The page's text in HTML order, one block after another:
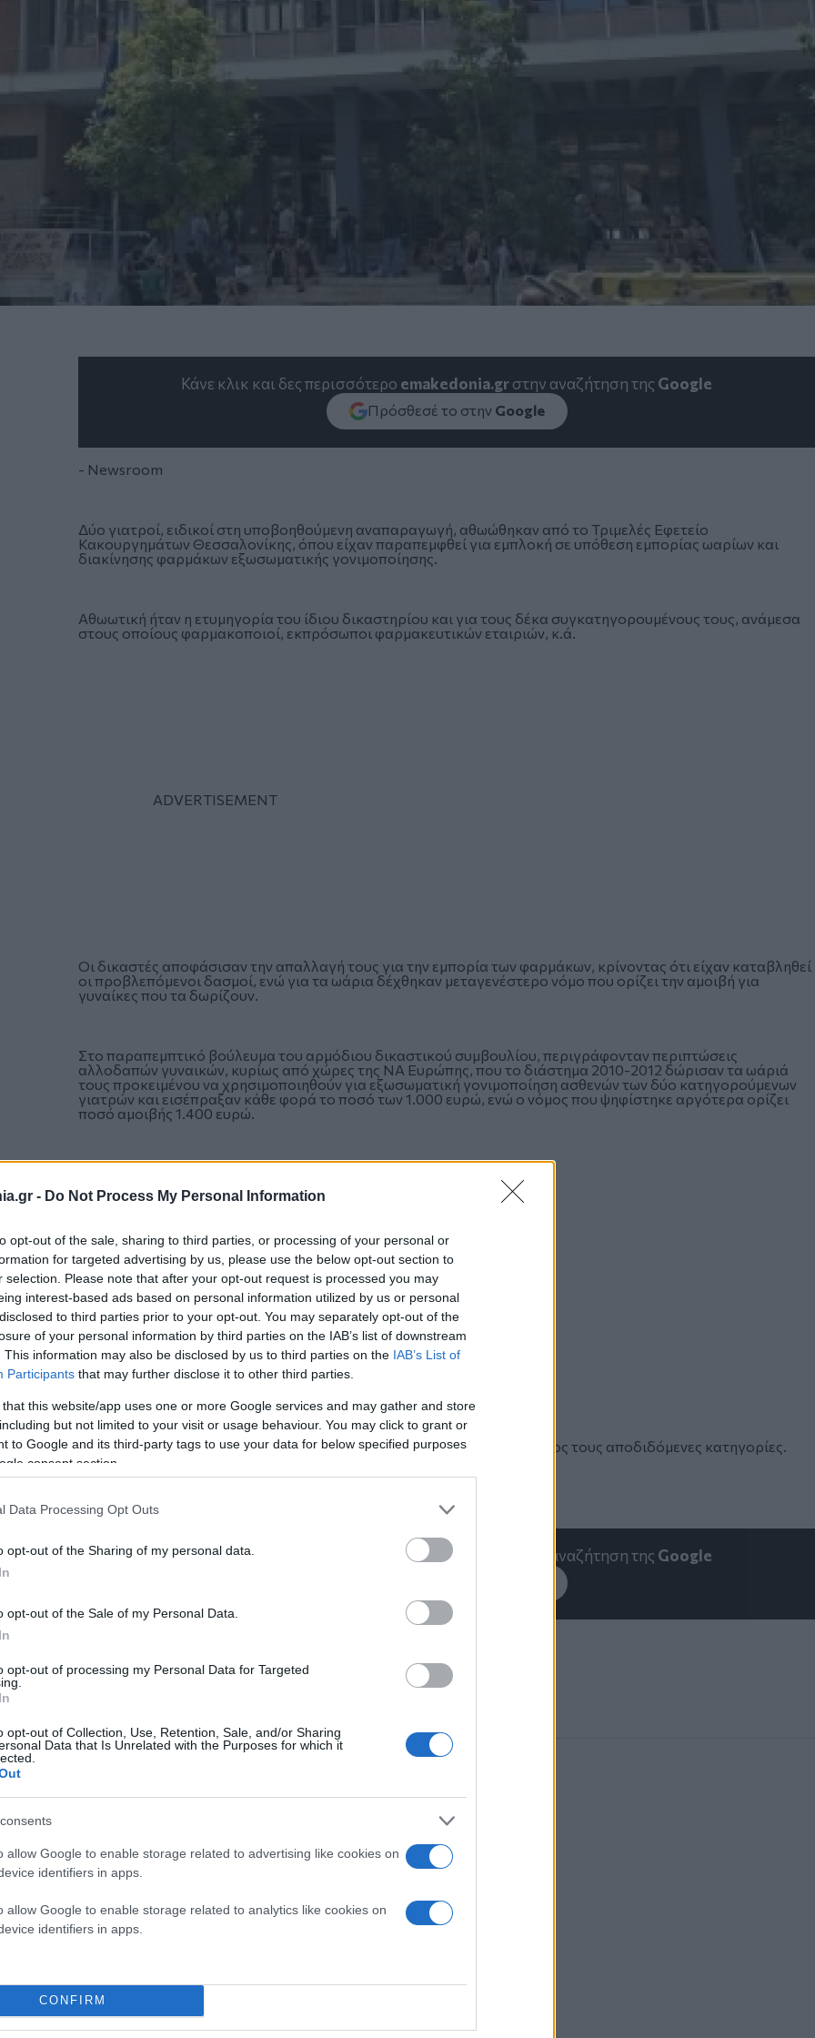
- Do Not Process My Personal Information
opt-out of the sale, sharing to third parties, or processing of your personal or
for targeted advertising by us, please use the below opt-out section to
selection. Please note that after your opt-out request is processed you may
interest-based ads based on personal information utilized by us or personal
to third parties prior to your opt-out. You may separately opt-out of the
of your personal information by third parties on the IAB’s list of downstream
This information may also be disclosed by us to third parties on the IAB’s List of
Participants that may further disclose it to other third parties.
that this website/app uses one or more Google services and may gather and store
but not limited to your visit or usage behaviour. You may click to grant or
to Google and its third-party tags to use your data for below specified purposes
consent section.
Data Processing Opt Outs
opt-out of the Sharing of my personal data.
opt-out of the Sale of my Personal Data.
opt-out of processing my Personal Data for Targeted
opt-out of Collection, Use, Retention, Sale, and/or Sharing
Data that Is Unrelated with the Purposes for which it
allow Google to enable storage related to advertising like cookies on
identifiers in apps.
allow Google to enable storage related to analytics like cookies on
identifiers in apps.
CONFIRM
Κάνε κλικ και δες περισσότερο emakedonia.grστην αναζήτηση της Google
Πρόσθεσέ το στην Google
- Newsroom
Δύο γιατροί, ειδικοί στη υποβοηθούμενη αναπαραγωγή, αθωώθηκαν από το Τριμελές Εφετείο
Κακουργημάτων Θεσσαλονίκης, όπου είχαν παραπεμφθεί για εμπλοκή σε υπόθεση εμπορίας ωαρίων και
διακίνησης φαρμάκων εξωσωματικής γονιμοποίησης.
Αθωωτική ήταν η ετυμηγορία του ίδιου δικαστηρίου και για τους δέκα συγκατηγορουμένους τους, ανάμεσα
στους οποίους φαρμακοποιοί, εκπρόσωποι φαρμακευτικών εταιριών, κ.ά.
Οι δικαστές αποφάσισαν την απαλλαγή τους για την εμπορία των φαρμάκων, κρίνοντας ότι είχαν καταβληθεί
οι προβλεπόμενοι δασμοί, ενώ για τα ωάρια δέχθηκαν μεταγενέστερο νόμο που ορίζει την αμοιβή για
γυναίκες που τα δωρίζουν.
Στο παραπεμπτικό βούλευμα του αρμόδιου δικαστικού συμβουλίου, περιγράφονταν περιπτώσεις
αλλοδαπών γυναικών, κυρίως από χώρες της ΝΑ Ευρώπης, που το διάστημα 2010-2012 δώρισαν τα ωάριά
τους προκειμένου να χρησιμοποιηθούν για εξωσωματική γονιμοποίηση ασθενών των δύο κατηγορούμενων
γιατρών και εισέπραξαν κάθε φορά το ποσό των 1.000 ευρώ, ενώ ο νόμος που ψηφίστηκε αργότερα ορίζει
ποσό αμοιβής 1.400 ευρώ.
Οι ίδιοι οι κατηγορούμενοι στις απολογίες τους αρνήθηκαν τις εις βάρος τους αποδιδόμενες κατηγορίες.
ΑΠΕ-ΜΠΕ
Κάνε κλικ και δες περισσότερο emakedonia.gr στην αναζήτηση της Google
ΚΟΙΝΩΝΙΑ